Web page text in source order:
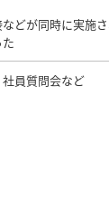
どが同時に実施
員質問会など